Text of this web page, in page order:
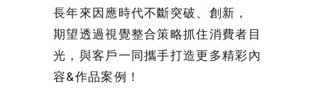
長年來因應時代不斷突破、創新，
期望透過視覺整合策略抓住消費者目
光，與客戶一同攜手打造更多精彩內
容&作品案例！